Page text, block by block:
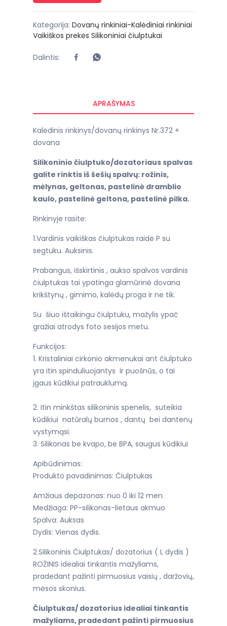
Kategorija: Dovanų rinkiniai-Kalėdiniai rinkiniai
Vaikiškos prekės Silikoniniai čiulptukai
Dalintis:
APRAŠYMAS
Kalėdinis rinkinys/dovanų rinkinys Nr.372 +
dovana
Silikoninio čiulptuko/dozatoriaus spalvas
galite rinktis iš šešių spalvų: rožinis,
mėlynas, geltonas, pastelinė dramblio
kaulo, pastelinė geltona, pastelinė pilka.
Rinkinyje rasite:
1.Vardinis vaikiškas čiulptukas raidė P su
segtuku. Auksinis.
Prabangus, išskirtinis , aukso spalvos vardinis
čiulptukas tai ypatinga glamūrinė dovana
krikštynų , gimimo, kalėdų proga ir ne tik.
Su šiuo ištaikingu čiulptuku, mažylis ypač
gražiai atrodys foto sesijos metu.
Funkcijos:
1. Kristaliniai cirkonio akmenukai ant čiulptuko
yra itin spinduliuojantys ir puošnūs, o tai
įgaus kūdikiui patrauklumą.
2. Itin minkštas silikoninis spenelis, suteikia
kūdikiui natūralų burnos , dantų bei dantenų
vystymąsi.
3. Silikonas be kvapo, be BPA, saugus kūdikiui
Apibūdinimas:
Produkto pavadinimas: Čiulptukas
Amžiaus depazonas: nuo 0 iki 12 men.
Medžiaga: PP-silikonas-lietaus akmuo
Spalva: Auksas
Dydis: Vienas dydis.
2.Silikoninis Čiulptukas/ dozatorius ( L dydis )
ROŽINIS idealiai tinkantis mažyliams,
pradedant pažinti pirmuosius vaisių , daržovių,
mėsos skonius.
Čiulptukas/ dozatorius idealiai tinkantis
mažyliams, pradedant pažinti pirmuosius